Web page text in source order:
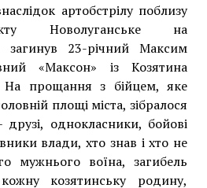
артобстрілу поблизу
Новолуганське на
загинув 23-річний Максим
«Максон» із Козятина
На прощання з бійцем, яке
площі міста, зібралося
друзі, однокласники, бойові
влади, хто знав і хто не
мужнього воїна, загибель
козятинську родину,